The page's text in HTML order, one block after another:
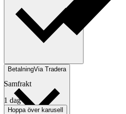
BetalningVia Tradera
Samfrakt
1 dag
Hoppa över karusell